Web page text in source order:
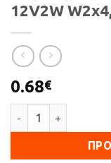
12V2W
0.68€